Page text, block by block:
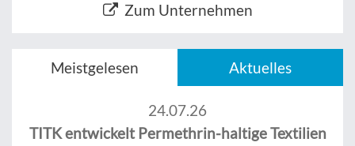
Zum Unternehmen
Meistgelesen Aktuelles
24.07.26
TITK entwickelt Permethrin-haltige Textilien